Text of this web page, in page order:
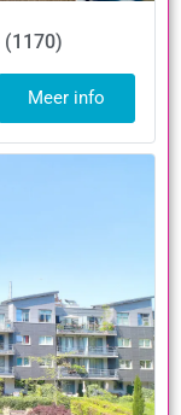
(1170)
Meer info